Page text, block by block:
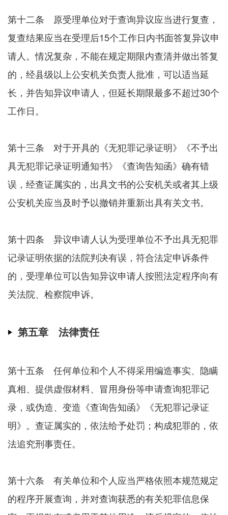
第十二条 原受理单位对于查询异议应当进行复查，
复查结果应当在受理后15个工作日内书面答复异议申
请人。情况复杂，不能在规定期限内查清并做出答复
的，经县级以上公安机关负责人批准，可以适当延
长，并告知异议申请人，但延长期限最多不超过30个
工作日。
第十三条 对于开具的《无犯罪记录证明》《不予出
具无犯罪记录证明通知书》《查询告知函》确有错
误，经查证属实的，出具文书的公安机关或者其上级
公安机关应当及时予以撤销并重新出具有关文书。
第十四条 异议申请人认为受理单位不予出具无犯罪
记录证明依据的法院判决有误，符合法定申诉条件
的，受理单位可以告知异议申请人按照法定程序向有
关法院、检察院申诉。
第五章 法律责任
第十五条 任何单位和个人不得采用编造事实、隐瞒
真相、提供虚假材料、冒用身份等申请查询犯罪记
录，或伪造、变造《查询告知函》《无犯罪记录证
明》。查证属实的，依法给予处罚；构成犯罪的，依
法追究刑事责任。
第十六条 有关单位和个人应当严格依照本规范规定
的程序开展查询，并对查询获悉的有关犯罪信息保